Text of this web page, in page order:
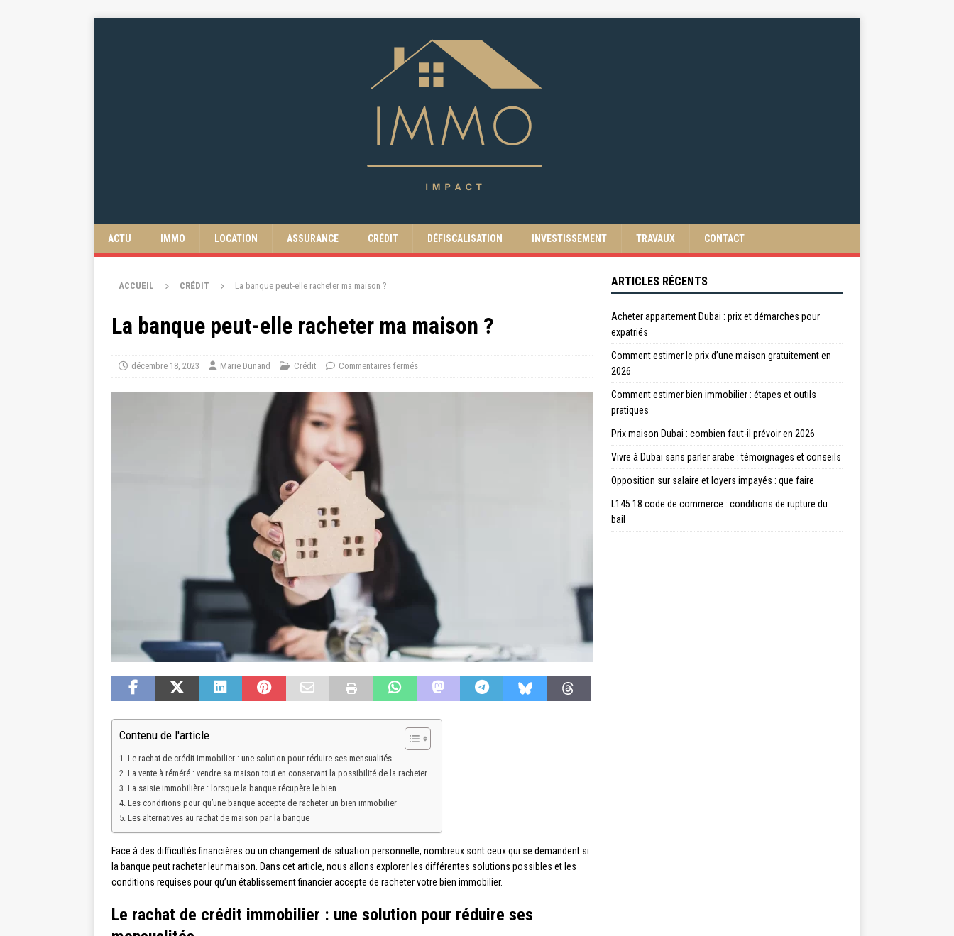
ACTU IMMO LOCATION ASSURANCE CRÉDIT DÉFISCALISATION INVESTISSEMENT TRAVAUX CONTACT
ACCUEIL CRÉDIT La banque peut-elle racheter ma maison ?
La banque peut-elle racheter ma maison ?
décembre 18, 2023 Marie Dunand Crédit Commentaires fermés
Contenu de l'article
Le rachat de crédit immobilier : une solution pour réduire ses mensualités
La vente à réméré : vendre sa maison tout en conservant la possibilité de la racheter
La saisie immobilière : lorsque la banque récupère le bien
Les conditions pour qu’une banque accepte de racheter un bien immobilier
Les alternatives au rachat de maison par la banque
Face à des difficultés financières ou un changement de situation personnelle, nombreux sont ceux qui se demandent si
la banque peut racheter leur maison. Dans cet article, nous allons explorer les différentes solutions possibles et les
conditions requises pour qu’un établissement financier accepte de racheter votre bien immobilier.
Le rachat de crédit immobilier : une solution pour réduire ses
ARTICLES RÉCENTS
Acheter appartement Dubai : prix et démarches pour
expatriés
Comment estimer le prix d’une maison gratuitement en
2026
Comment estimer bien immobilier : étapes et outils
pratiques
Prix maison Dubai : combien faut-il prévoir en 2026
Vivre à Dubai sans parler arabe : témoignages et conseils
Opposition sur salaire et loyers impayés : que faire
L145 18 code de commerce : conditions de rupture du
bail